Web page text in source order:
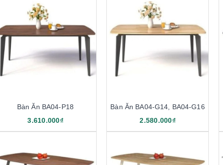
Bàn Ăn BA04-P18
3.610.000₫
Bàn Ăn BA04-G14, BA04-G16
2.580.000₫